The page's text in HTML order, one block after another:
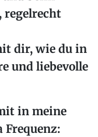
regelrecht
dir, wie du in
und liebevolle
in meine
Frequenz: